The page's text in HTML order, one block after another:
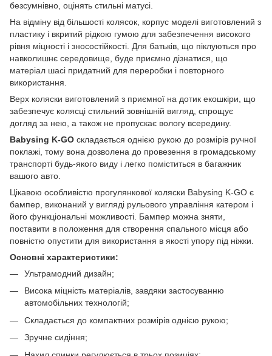
безсумнівно, оцінять стильні матусі.
На відміну від більшості колясок, корпус моделі виготовлений з
пластику і вкритий рідкою гумою для забезпечення високого
рівня міцності і зносостійкості. Для батьків, що піклуються про
навколишнє середовище, буде приємно дізнатися, що
матеріал шасі придатний для переробки і повторного
використання.
Верх коляски виготовлений з приємної на дотик екошкіри, що
забезпечує колясці стильний зовнішній вигляд, спрощує
догляд за нею, а також не пропускає вологу всередину.
Babysing K-GO складається однією рукою до розмірів ручної
поклажі, тому вона дозволена до провезення в громадському
транспорті будь-якого виду і легко поміститься в багажник
вашого авто.
Цікавою особливістю прогулянкової коляски Babysing K-GO є
бампер, виконаний у вигляді рульового управління катером і
його функціональні можливості. Бампер можна зняти,
поставити в положення для створення спального місця або
повністю опустити для використання в якості упору під ніжки.
Основні характеристики:
Ультрамодний дизайн;
Висока міцність матеріалів, завдяки застосуванню
автомобільних технологій;
Складається до компактних розмірів однією рукою;
Зручне сидіння;